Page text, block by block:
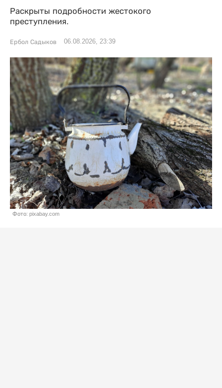
Раскрыты подробности жестокого
преступления.
Ербол Садыков 06.08.2026, 23:39
Фото: pixabay.com